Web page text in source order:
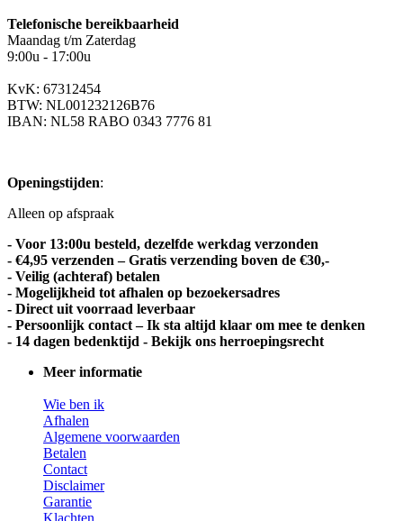
Telefonische bereikbaarheid
Maandag t/m Zaterdag
9:00u - 17:00u
KvK: 67312454
BTW: NL001232126B76
IBAN: NL58 RABO 0343 7776 81
Openingstijden:
Alleen op afspraak
- Voor 13:00u besteld, dezelfde werkdag verzonden
- €4,95 verzenden – Gratis verzending boven de €30,-
- Veilig (achteraf) betalen
- Mogelijkheid tot afhalen op bezoekersadres
- Direct uit voorraad leverbaar
- Persoonlijk contact – Ik sta altijd klaar om mee te denken
- 14 dagen bedenktijd - Bekijk ons herroepingsrecht
Meer informatie
Wie ben ik
Afhalen
Algemene voorwaarden
Betalen
Contact
Disclaimer
Garantie
Klachten